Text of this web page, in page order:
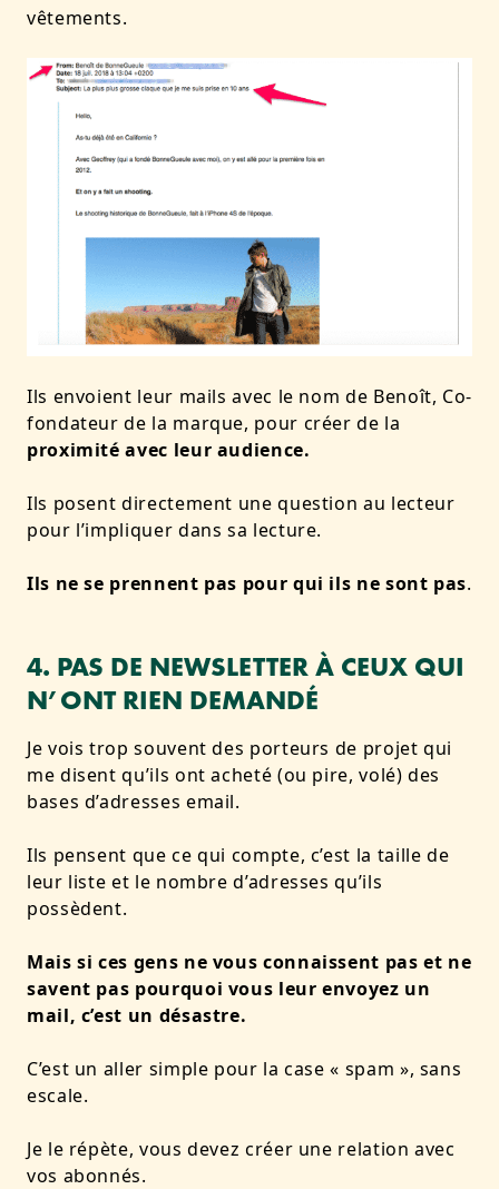
vêtements.
Ils envoient leur mails avec le nom de Benoît, Co-
fondateur de la marque, pour créer de la
proximité avec leur audience.
Ils posent directement une question au lecteur
pour l’impliquer dans sa lecture.
Ils ne se prennent pas pour qui ils ne sont pas.
4. PAS DE NEWSLETTER À CEUX QUI
N’ONT RIEN DEMANDÉ
Je vois trop souvent des porteurs de projet qui
me disent qu’ils ont acheté (ou pire, volé) des
bases d’adresses email.
Ils pensent que ce qui compte, c’est la taille de
leur liste et le nombre d’adresses qu’ils
possèdent.
Mais si ces gens ne vous connaissent pas et ne
savent pas pourquoi vous leur envoyez un
mail, c’est un désastre.
C’est un aller simple pour la case « spam », sans
escale.
Je le répète, vous devez créer une relation avec
vos abonnés.